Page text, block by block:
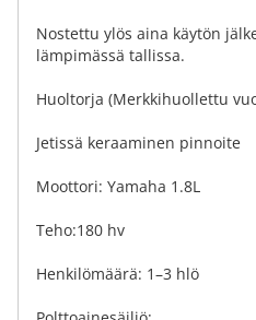
Nostettu ylös aina käytön
lämpimässä tallissa.
Huoltorja (Merkkihuollettu
Jetissä keraaminen pinnoite
Moottori: Yamaha 1.8L
Teho:180 hv
Henkilömäärä: 1–3 hlö